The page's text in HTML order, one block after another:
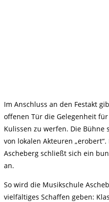
Im Anschluss an den Festakt
offenen Tür die Gelegenheit
Kulissen zu werfen. Die Bühne
von lokalen Akteuren
Ascheberg schließt sich ein
an.
So wird die Musikschule
vielfältiges Schaffen geben: